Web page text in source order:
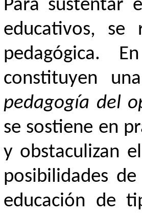
Para sustentar
educativos,
pedagógica.
constituyen
pedagogía del
se sostiene en
y obstaculizan
posibilidades
educación de